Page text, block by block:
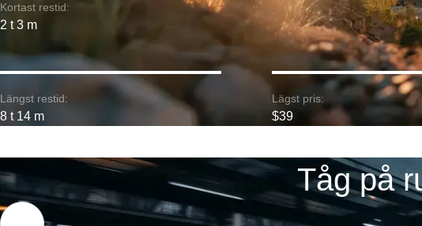
Kortast restid:
2 t 3 m
Längst restid:
8 t 14 m
Lägst pris:
$39
Tåg på